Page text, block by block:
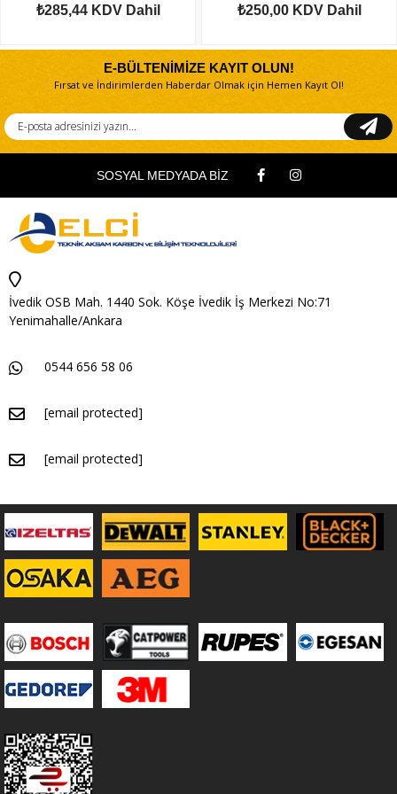
₺285,44 KDV Dahil ₺250,00 KDV Dahil
E-BÜLTENİMİZE KAYIT OLUN!
Fırsat ve İndirimlerden Haberdar Olmak için Hemen Kayıt Ol!
SOSYAL MEDYADA BİZ
İvedik OSB Mah. 1440 Sok. Köşe İvedik İş Merkezi No:71
Yenimahalle/Ankara
0544 656 58 06
[email protected]
[email protected]